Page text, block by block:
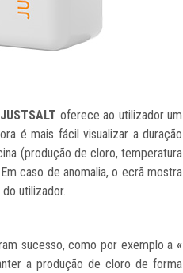
oferece ao utilizador um
é mais fácil visualizar a duração
(produção de cloro, temperatura
caso de anomalia, o ecrã mostra
utilizador.
sucesso, como por exemplo a «
a produção de cloro de forma